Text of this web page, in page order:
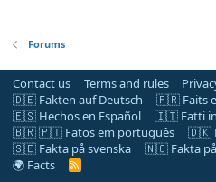
Forums
Contact us Terms and rules
🇩🇪 Fakten auf Deutsch
🇫🇷 Faits
🇪🇸 Hechos en Español
🇮🇹 Fatti
🇧🇷 🇵🇹 Fatos em português
🇩🇰
🇸🇪 Fakta på svenska
🇳🇴 Fakta
🌍 Facts
R